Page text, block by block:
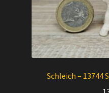
Schleich – 13744